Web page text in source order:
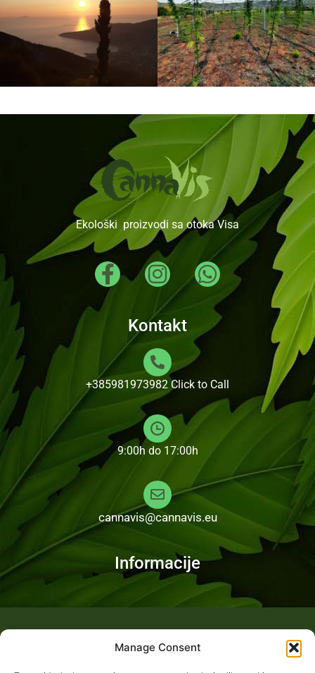
Manage Consent
Ekološki proizvodi sa otoka Visa
Kontakt
+385981973982 Click to Call
9:00h do 17:00h
cannavis@cannavis.eu
Informacije
Fotogalerija